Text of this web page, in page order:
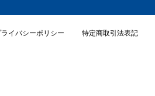
ライバシーポリシー 特定商取引法表記